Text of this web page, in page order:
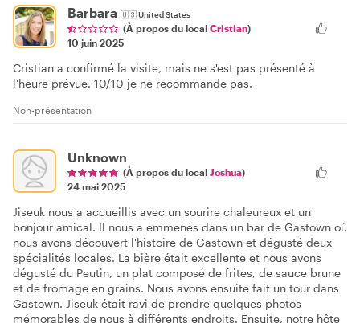
Barbara 🇺🇸United States
(À propos du local Cristian)
10 juin 2025
Cristian a confirmé la visite, mais ne s'est pas présenté à
l'heure prévue. 10/10 je ne recommande pas.
Non-présentation
Unknown
(À propos du local Joshua)
24 mai 2025
Jiseuk nous a accueillis avec un sourire chaleureux et un
bonjour amical. Il nous a emmenés dans un bar de Gastown où
nous avons découvert l'histoire de Gastown et dégusté deux
spécialités locales. La bière était excellente et nous avons
dégusté du Peutin, un plat composé de frites, de sauce brune
et de fromage en grains. Nous avons ensuite fait un tour dans
Gastown. Jiseuk était ravi de prendre quelques photos
mémorables de nous à différents endroits. Ensuite, notre hôte